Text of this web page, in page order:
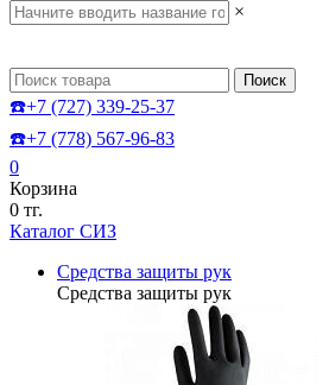
×
Поиск
☎️+7 (727) 339-25-37
☎️+7 (778) 567-96-83
0
Корзина
0 тг.
Каталог СИЗ
Средства защиты рук
Средства защиты рук